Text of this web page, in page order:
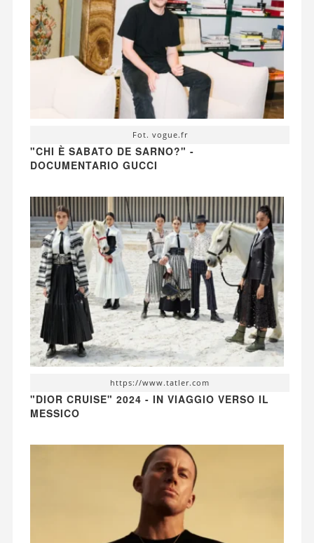
Fot. vogue.fr
"CHI È SABATO DE SARNO?" -
DOCUMENTARIO GUCCI
https://www.tatler.com
"DIOR CRUISE" 2024 - IN VIAGGIO VERSO IL
MESSICO